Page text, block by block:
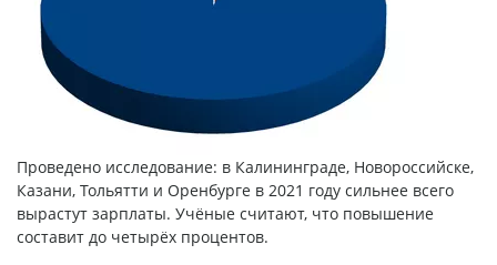
Проведено исследование: в Калининграде, Новороссийске,
Казани, Тольятти и Оренбурге в 2021 году сильнее всего
вырастут зарплаты. Учёные считают, что повышение
составит до четырёх процентов.